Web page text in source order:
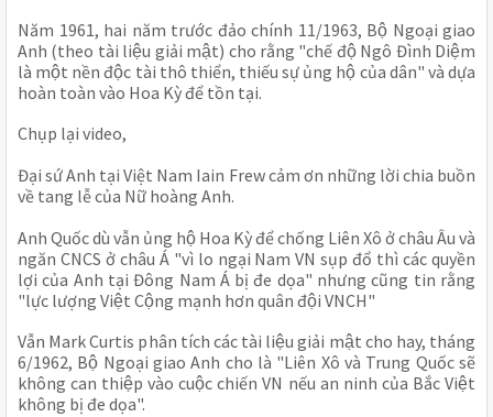
Năm 1961, hai năm trước đảo chính 11/1963, Bộ Ngoại giao
Anh (theo tài liệu giải mật) cho rằng "chế độ Ngô Đình Diệm
là một nền độc tài thô thiển, thiếu sự ủng hộ của dân" và dựa
hoàn toàn vào Hoa Kỳ để tồn tại.
Chụp lại video,
Đại sứ Anh tại Việt Nam Iain Frew cảm ơn những lời chia buồn
về tang lễ của Nữ hoàng Anh.
Anh Quốc dù vẫn ủng hộ Hoa Kỳ để chống Liên Xô ở châu Âu và
ngăn CNCS ở châu Á "vì lo ngại Nam VN sụp đổ thì các quyền
lợi của Anh tại Đông Nam Á bị đe dọa" nhưng cũng tin rằng
"lực lượng Việt Cộng mạnh hơn quân đội VNCH"
Vẫn Mark Curtis phân tích các tài liệu giải mật cho hay, tháng
6/1962, Bộ Ngoại giao Anh cho là "Liên Xô và Trung Quốc sẽ
không can thiệp vào cuộc chiến VN nếu an ninh của Bắc Việt
không bị đe dọa".